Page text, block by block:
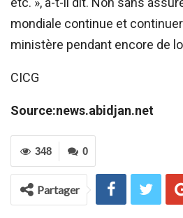
mondiale continue et
ministère pendant encore de
CICG
Source:news.abidjan.net
0
348
Partager